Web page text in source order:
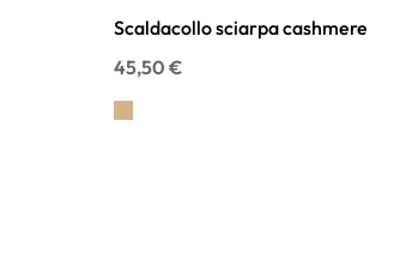
Scaldacollo sciarpa cashmere
45,50 €